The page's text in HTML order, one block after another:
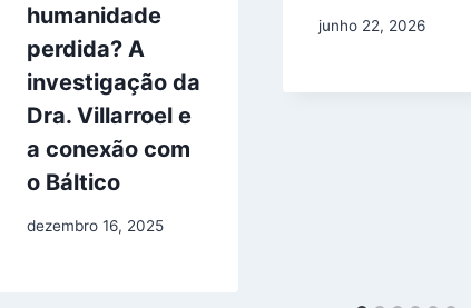
humanidade
perdida? A
investigação da
Dra. Villarroel e
a conexão com
o Báltico
dezembro 16, 2025
junho 22, 2026